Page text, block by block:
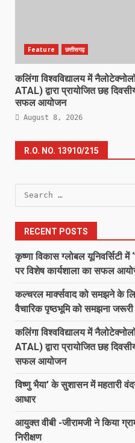
Feature छत्तीसगढ़
कलिंगा विश्वविद्यालय में
ATAL) द्वारा प्रायोजित छह
सफल आयोजन
August 8, 2026
R.O. NO. 13910/215
Search
for:
RECENT POSTS
कृष्णा विकास ग्लोबल यूनिवर्सिटी
पर विशेष कार्यशाला का सफल
कल्चरल मार्क्सवाद को समझने के
वैचारिक पृष्ठभूमि को समझना
कलिंगा विश्वविद्यालय में
ATAL) द्वारा प्रायोजित छह
सफल आयोजन
विष्णु भैया’ के सुशासन में महतारी
आधार
आयुक्त वीबी -जीरामजी ने किया
निरीक्षण